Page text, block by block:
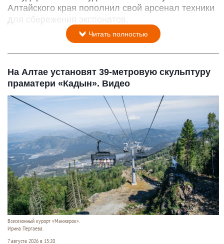
Алтайского края пополнил свой арсенал техники
для сбережения экспонатов.
Читать полностью
На Алтае установят 39-метровую скульптуру
праматери «Кадын». Видео
Всесезонный курорт «Манжерок».
Ирина Пергаева.
7 августа 2026 в 15:20